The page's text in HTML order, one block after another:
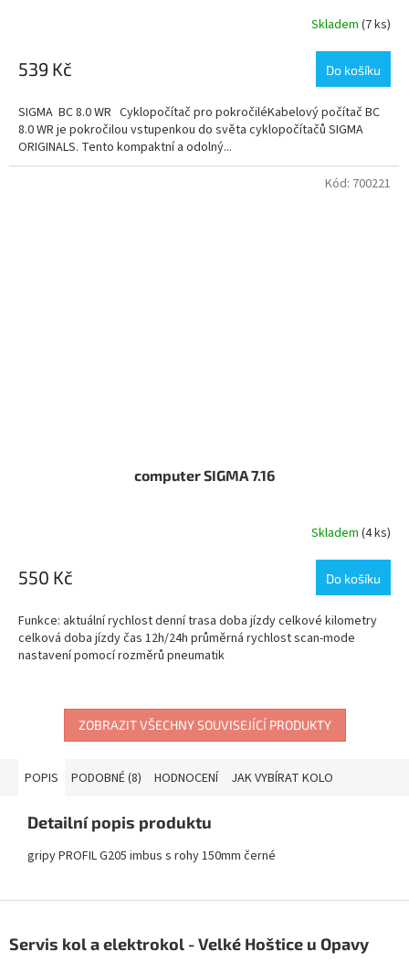
Skladem (7 ks)
539 Kč Do košíku
SIGMA BC 8.0 WR Cyklopočítač pro pokročiléKabelový počítač BC
8.0 WR je pokročilou vstupenkou do světa cyklopočítačů SIGMA
ORIGINALS. Tento kompaktní a odolný...
computer SIGMA 7.16
Skladem (4 ks)
550 Kč Do košíku
Funkce: aktuální rychlost denní trasa doba jízdy celkové kilometry
celková doba jízdy čas 12h/24h průměrná rychlost scan-mode
nastavení pomocí rozměrů pneumatik
Kód: 700221
ZOBRAZIT VŠECHNY SOUVISEJÍCÍ PRODUKTY
POPIS PODOBNÉ (8) HODNOCENÍ JAK VYBÍRAT KOLO
Detailní popis produktu
gripy PROFIL G205 imbus s rohy 150mm černé
pServis kol a elektrokol - Velké Hoštice u Opavy